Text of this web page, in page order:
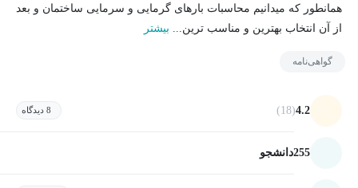
همانطور که میدانیم محاسبات بارهای گرمایی و سرمایی ساختمان و بعد
از آن انتخاب بهترین و مناسب ترین... بیشتر
گواهی‌نامه
4.2
(18) 8 دیدگاه
255دانشجو